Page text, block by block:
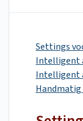
Settings
Intelligent
Intelligent
Handmatig